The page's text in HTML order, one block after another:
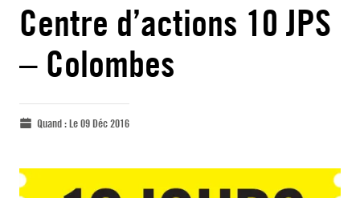
Centre d’actions 10 JPS
– Colombes
Quand :Le 09 Déc 2016